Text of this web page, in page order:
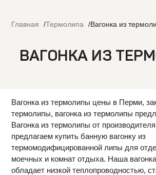
Главная Термолипа Вагонка из
ВАГОНКА ИЗ
Вагонка из термолипы цены в Перми,
термолипы, вагонка из термолипы
Вагонка из термолипы от
предлагаем купить банную вагонку из
термомодифицированной липы для
моечных и комнат отдыха. Наша
обладает низкой теплопроводностью,